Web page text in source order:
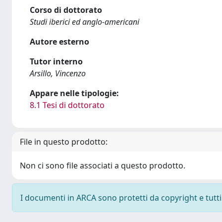
Corso di dottorato
Studi iberici ed anglo-americani
Autore esterno
Tutor interno
Arsillo, Vincenzo
Appare nelle tipologie:
8.1 Tesi di dottorato
File in questo prodotto:
Non ci sono file associati a questo prodotto.
I documenti in ARCA sono protetti da copyright e